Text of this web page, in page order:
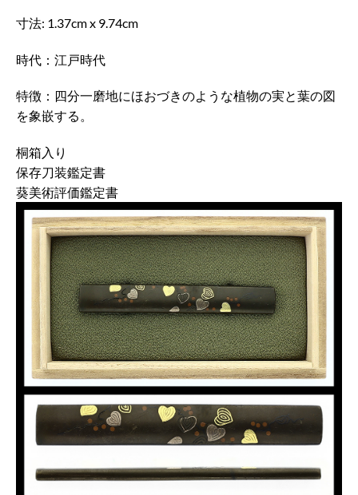
寸法: 1.37cm x 9.74cm
時代：江戸時代
特徴：四分一磨地にほおづきのような植物の実と葉の図
を象嵌する。
桐箱入り
保存刀装鑑定書
葵美術評価鑑定書